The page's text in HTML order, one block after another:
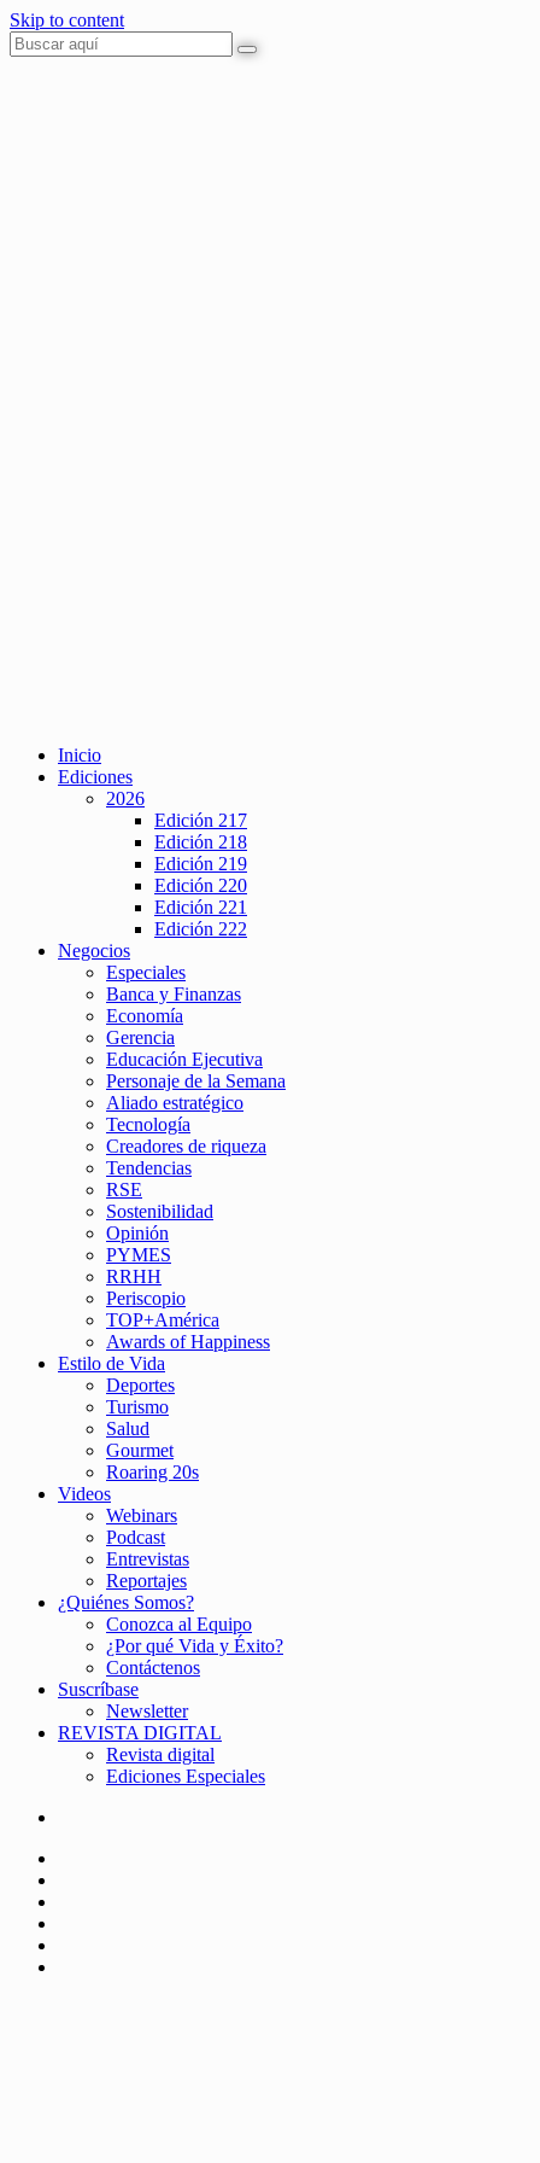
Skip to content
Inicio
Ediciones
2026
Edición 217
Edición 218
Edición 219
Edición 220
Edición 221
Edición 222
Negocios
Especiales
Banca y Finanzas
Economía
Gerencia
Educación Ejecutiva
Personaje de la Semana
Aliado estratégico
Tecnología
Creadores de riqueza
Tendencias
RSE
Sostenibilidad
Opinión
PYMES
RRHH
Periscopio
TOP+América
Awards of Happiness
Estilo de Vida
Deportes
Turismo
Salud
Gourmet
Roaring 20s
Videos
Webinars
Podcast
Entrevistas
Reportajes
¿Quiénes Somos?
Conozca al Equipo
¿Por qué Vida y Éxito?
Contáctenos
Suscríbase
Newsletter
REVISTA DIGITAL
Revista digital
Ediciones Especiales